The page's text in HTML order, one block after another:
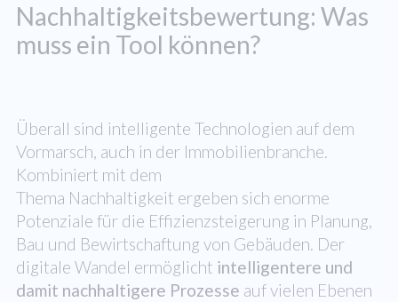
Nachhaltigkeitsbewertung: Was
muss ein Tool können?
Überall sind intelligente Technologien auf dem
Vormarsch, auch in der Immobilienbranche.
Kombiniert mit dem
Thema Nachhaltigkeit ergeben sich enorme
Potenziale für die Effizienzsteigerung in Planung,
Bau und Bewirtschaftung von Gebäuden. Der
digitale Wandel ermöglicht intelligentere und
damit nachhaltigere Prozesse auf vielen Ebenen